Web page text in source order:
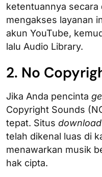
ketentuannya secara
mengakses layanan
akun YouTube,
lalu Audio Library.
2. No
Jika Anda pencinta
Copyright Sounds
tepat. Situs download
telah dikenal luas di
menawarkan musik
hak cipta.